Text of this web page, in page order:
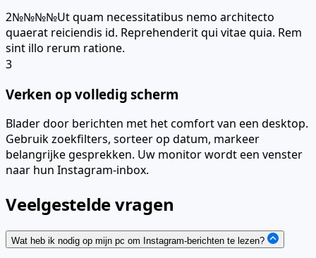
2№№№№Ut quam necessitatibus nemo architecto
quaerat reiciendis id. Reprehenderit qui vitae quia. Rem
sint illo rerum ratione.
3
Verken op volledig scherm
Blader door berichten met het comfort van een desktop.
Gebruik zoekfilters, sorteer op datum, markeer
belangrijke gesprekken. Uw monitor wordt een venster
naar hun Instagram-inbox.
Veelgestelde vragen
Wat heb ik nodig op mijn pc om Instagram-berichten te lezen?